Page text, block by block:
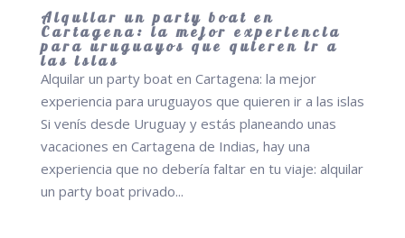
Alquilar un party boat en
Cartagena: la mejor experiencia
para uruguayos que quieren ir a
las islas
Alquilar un party boat en Cartagena: la mejor
experiencia para uruguayos que quieren ir a las islas
Si venís desde Uruguay y estás planeando unas
vacaciones en Cartagena de Indias, hay una
experiencia que no debería faltar en tu viaje: alquilar
un party boat privado...